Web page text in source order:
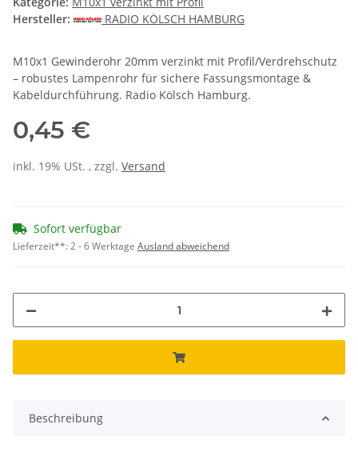
Hersteller:
RADIO KÖLSCH HAMBURG
M10x1 Gewinderohr 20mm verzinkt mit Profil/Verdrehschutz
– robustes Lampenrohr für sichere Fassungsmontage &
Kabeldurchführung. Radio Kölsch Hamburg.
0,45 €
inkl. 19% USt. , zzgl. Versand
Sofort verfügbar
Lieferzeit**:2 - 6 Werktage Ausland abweichend
Beschreibung